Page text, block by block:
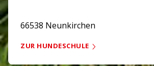
66538 Neunkirchen
ZUR HUNDESCHULE